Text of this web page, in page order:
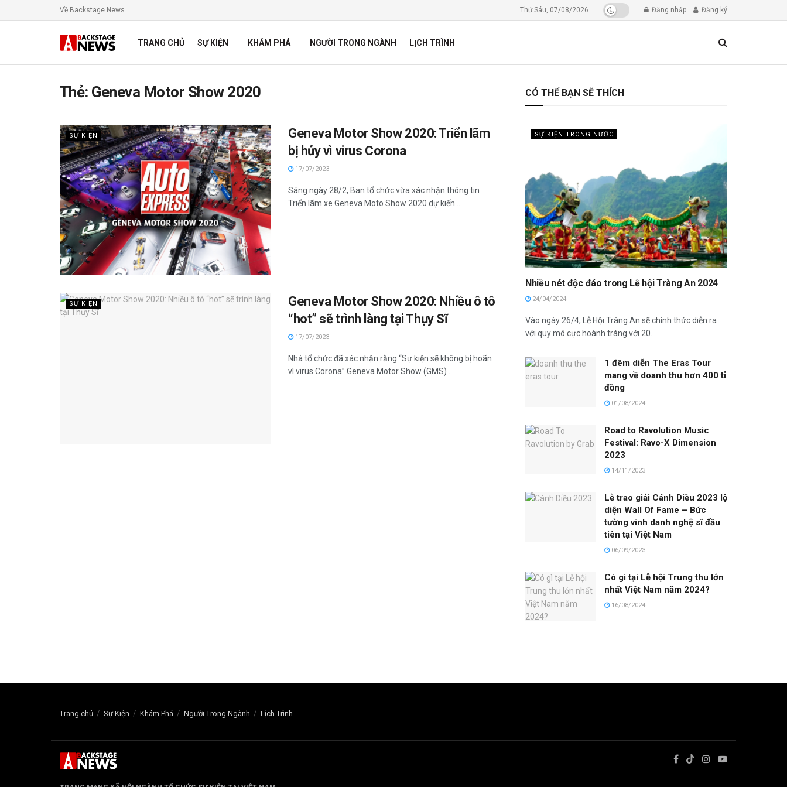
Về Backstage News Thứ Sáu, 07/08/2026 Đăng nhập Đăng ký
TRANG CHỦ SỰ KIỆN KHÁM PHÁ NGƯỜI TRONG NGÀNH LỊCH TRÌNH
Thẻ: Geneva Motor Show 2020
SỰ KIỆN
Geneva Motor Show 2020: Triển lãm
bị hủy vì virus Corona
17/07/2023
Sáng ngày 28/2, Ban tổ chức vừa xác nhận thông tin
Triển lãm xe Geneva Moto Show 2020 dự kiến ...
SỰ KIỆN
Geneva Motor Show 2020: Nhiều ô tô
“hot” sẽ trình làng tại Thụy Sĩ
17/07/2023
Nhà tổ chức đã xác nhận rằng “Sự kiện sẽ không bị hoãn
vì virus Corona” Geneva Motor Show (GMS) ...
CÓ THỂ BẠN SẼ THÍCH
SỰ KIỆN TRONG NƯỚC
Nhiều nét độc đáo trong Lễ hội Tràng An 2024
24/04/2024
Vào ngày 26/4, Lễ Hội Tràng An sẽ chính thức diễn ra
với quy mô cực hoành tráng với 20...
1 đêm diễn The Eras Tour
mang về doanh thu hơn 400 tỉ
đồng
01/08/2024
Road to Ravolution Music
Festival: Ravo-X Dimension
2023
14/11/2023
Lễ trao giải Cánh Diều 2023 lộ
diện Wall Of Fame – Bức
tường vinh danh nghệ sĩ đầu
tiên tại Việt Nam
06/09/2023
Có gì tại Lễ hội Trung thu lớn
nhất Việt Nam năm 2024?
16/08/2024
Trang chủ Sự Kiện Khám Phá Người Trong Ngành Lịch Trình